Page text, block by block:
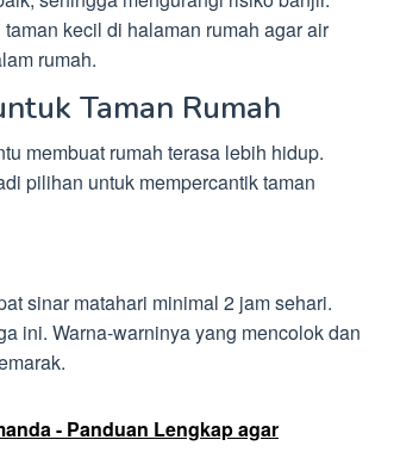
kecil di halaman rumah agar air
rumah.
Taman Rumah
membuat rumah terasa lebih hidup.
pilihan untuk mempercantik taman
sinar matahari minimal 2 jam sehari.
ini. Warna-warninya yang mencolok dan
- Panduan Lengkap agar